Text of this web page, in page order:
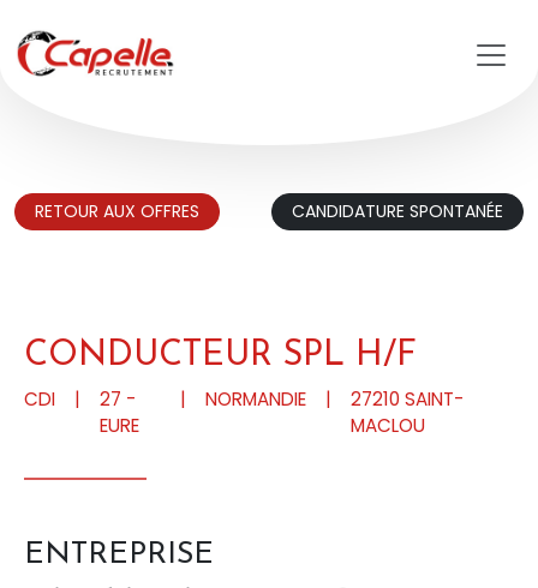
RETOUR AUX OFFRES CANDIDATURE SPONTANÉE
CONDUCTEUR SPL H/F
CDI |
27 -
EURE
| NORMANDIE | 27210 SAINT-
MACLOU
ENTREPRISE